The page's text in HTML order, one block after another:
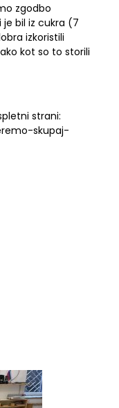
zgodbo
je bil iz cukra (7
izkoristili
kot so to storili
strani:
skupaj-